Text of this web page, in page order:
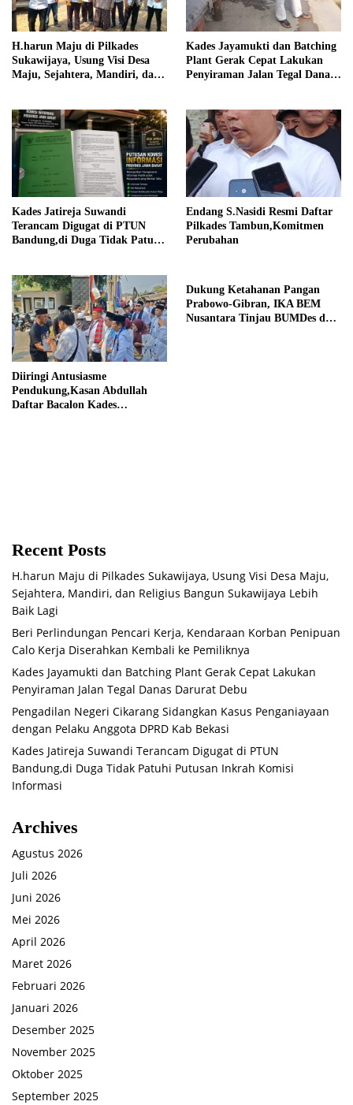
H.harun Maju di Pilkades
Sukawijaya, Usung Visi Desa
Maju, Sejahtera, Mandiri, dan
Kades Jayamukti dan Batching
Plant Gerak Cepat Lakukan
Penyiraman Jalan Tegal Danas
Kades Jatireja Suwandi
Terancam Digugat di PTUN
Bandung,di Duga Tidak Patuhi
Endang S.Nasidi Resmi Daftar
Pilkades Tambun,Komitmen
Perubahan
Diiringi Antusiasme
Pendukung,Kasan Abdullah
Daftar Bacalon Kades
Dukung Ketahanan Pangan
Prabowo-Gibran, IKA BEM
Nusantara Tinjau BUMDes dan
Recent Posts
H.harun Maju di Pilkades Sukawijaya, Usung Visi Desa Maju,
Sejahtera, Mandiri, dan Religius Bangun Sukawijaya Lebih
Baik Lagi
Beri Perlindungan Pencari Kerja, Kendaraan Korban Penipuan
Calo Kerja Diserahkan Kembali ke Pemiliknya
Kades Jayamukti dan Batching Plant Gerak Cepat Lakukan
Penyiraman Jalan Tegal Danas Darurat Debu
Pengadilan Negeri Cikarang Sidangkan Kasus Penganiayaan
dengan Pelaku Anggota DPRD Kab Bekasi
Kades Jatireja Suwandi Terancam Digugat di PTUN
Bandung,di Duga Tidak Patuhi Putusan Inkrah Komisi
Informasi
Archives
Agustus 2026
Juli 2026
Juni 2026
Mei 2026
April 2026
Maret 2026
Februari 2026
Januari 2026
Desember 2025
November 2025
Oktober 2025
September 2025